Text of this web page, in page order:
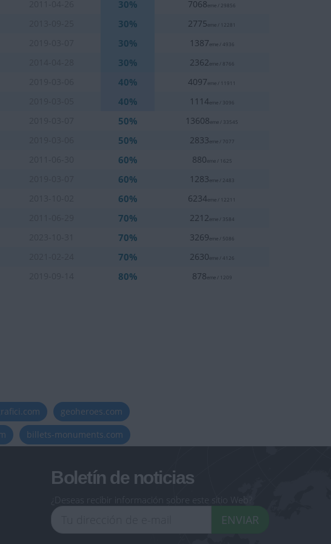
30% 7068eme / 29856
30% 2775eme / 12281
30% 1387eme / 4936
30% 2362eme / 8766
40% 4097eme / 11911
40% 1114eme / 3096
50% 13608eme / 33545
50% 2833eme / 7077
60% 880eme / 1625
60% 1283eme / 2483
60% 6234eme / 12211
70% 2212eme / 3584
70% 3269eme / 5086
70% 2630eme / 4126
80% 878eme / 1209
geoheroes.com
billets-monuments.com
Boletín de noticias
¿Deseas recibir información sobre este sitio Web?
ENVIAR